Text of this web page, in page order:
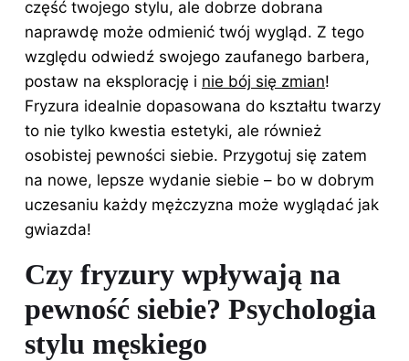
część twojego stylu, ale dobrze dobrana
naprawdę może odmienić twój wygląd. Z tego
względu odwiedź swojego zaufanego barbera,
postaw na eksplorację i nie bój się zmian!
Fryzura idealnie dopasowana do kształtu twarzy
to nie tylko kwestia estetyki, ale również
osobistej pewności siebie. Przygotuj się zatem
na nowe, lepsze wydanie siebie – bo w dobrym
uczesaniu każdy mężczyzna może wyglądać jak
gwiazda!
Czy fryzury wpływają na
pewność siebie? Psychologia
stylu męskiego